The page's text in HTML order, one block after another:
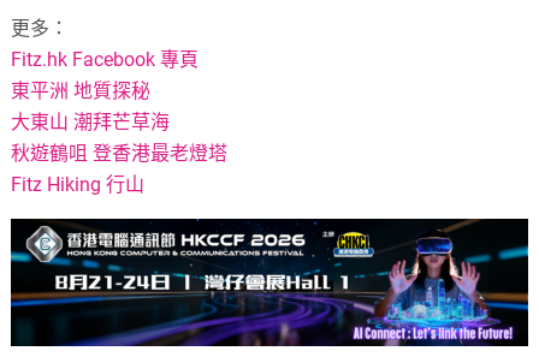
更多：
Fitz.hk Facebook 專頁
東平洲 地質探秘
大東山 潮拜芒草海
秋遊鶴咀 登香港最老燈塔
Fitz Hiking 行山